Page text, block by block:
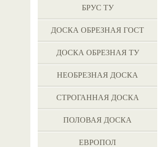
БРУС ТУ
ДОСКА ОБРЕЗНАЯ ГОСТ
ДОСКА ОБРЕЗНАЯ ТУ
НЕОБРЕЗНАЯ ДОСКА
СТРОГАННАЯ ДОСКА
ПОЛОВАЯ ДОСКА
ЕВРОПОЛ